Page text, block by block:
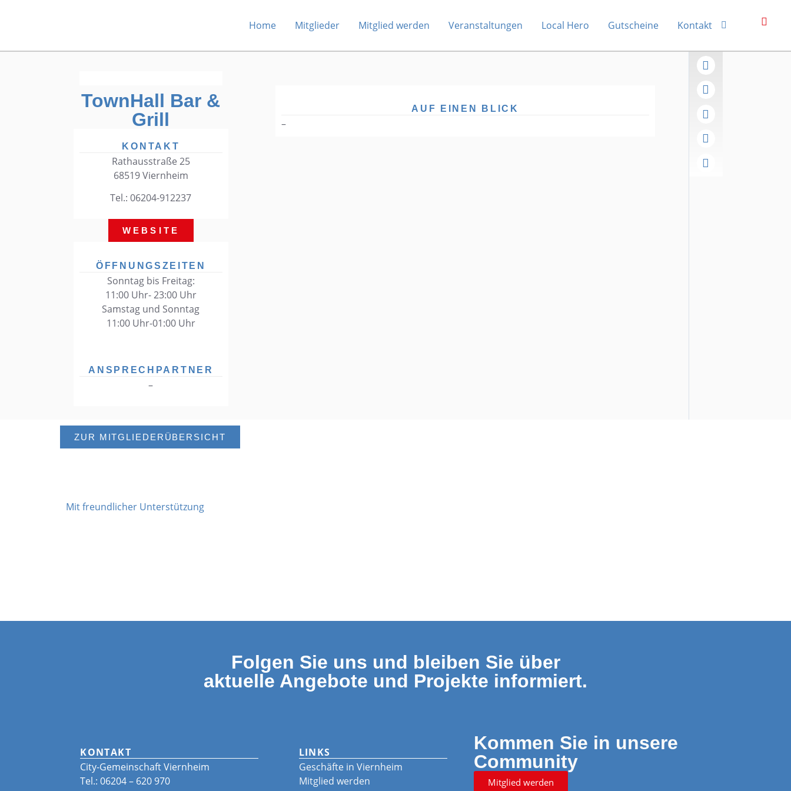
Home Mitglieder Mitglied werden Veranstaltungen Local Hero Gutscheine Kontakt
TownHall Bar &
Grill
KONTAKT
Rathausstraße 25
68519 Viernheim
Tel.: 06204-912237
WEBSITE
ÖFFNUNGSZEITEN
Sonntag bis Freitag:
11:00 Uhr- 23:00 Uhr
Samstag und Sonntag
11:00 Uhr-01:00 Uhr
ANSPRECHPARTNER
–
AUF EINEN BLICK
–
ZUR MITGLIEDERÜBERSICHT
Mit freundlicher Unterstützung
Folgen Sie uns und bleiben Sie über
aktuelle Angebote und Projekte informiert.
KONTAKT
City-Gemeinschaft Viernheim
Tel.: 06204 – 620 970
LINKS
Geschäfte in Viernheim
Mitglied werden
Kommen Sie in unsere
Community
Mitglied werden